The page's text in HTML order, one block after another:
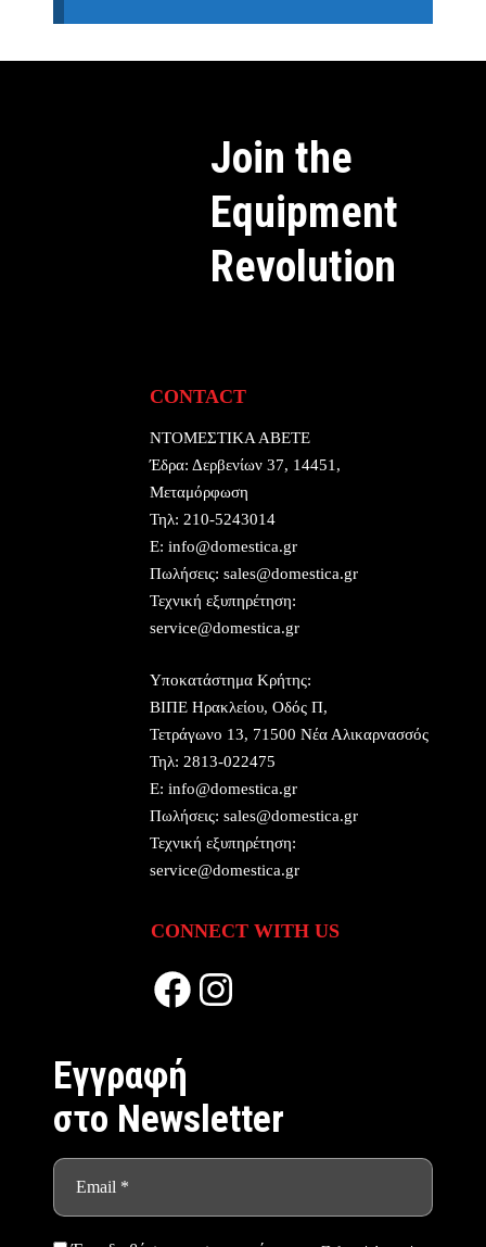
Join the
Equipment
Revolution
CONTACT
ΝΤΟΜΕΣΤΙΚΑ ΑΒΕΤΕ
Έδρα: Δερβενίων 37, 14451,
Μεταμόρφωση
Τηλ: 210-5243014
E: info@domestica.gr
Πωλήσεις: sales@domestica.gr
Τεχνική εξυπηρέτηση:
service@domestica.gr
Υποκατάστημα Κρήτης:
ΒΙΠΕ Ηρακλείου, Οδός Π,
Τετράγωνο 13, 71500 Νέα Αλικαρνασσός
Τηλ: 2813-022475
E: info@domestica.gr
Πωλήσεις: sales@domestica.gr
Τεχνική εξυπηρέτηση:
service@domestica.gr
CONNECT WITH US
FacebookInstagram
Eγγραφή
στο Newsletter